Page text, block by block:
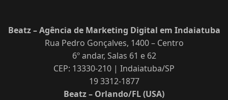
Beatz – Agência de Marketing Digital em Indaiatuba
Rua Pedro Gonçalves, 1400 – Centro
6º andar, Salas 61 e 62
CEP: 13330-210 | Indaiatuba/SP
19 3312-1877
Beatz – Orlando/FL (USA)